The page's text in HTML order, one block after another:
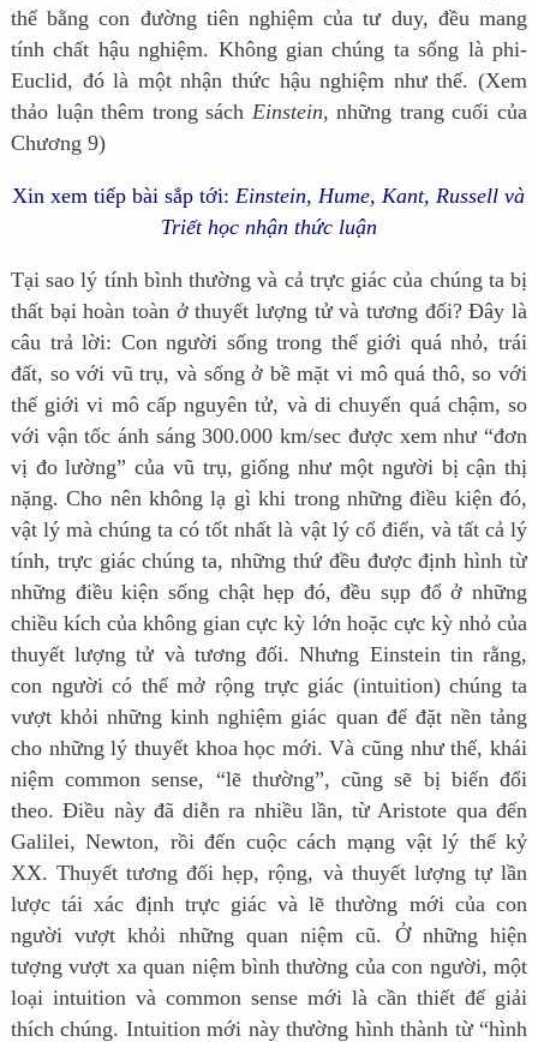
thể bằng con đường tiên nghiệm của tư duy, đều mang
tính chất hậu nghiệm. Không gian chúng ta sống là phi-
Euclid, đó là một nhận thức hậu nghiệm như thế. (Xem
thảo luận thêm trong sách Einstein, những trang cuối của
Chương 9)
Xin xem tiếp bài sắp tới: Einstein, Hume, Kant, Russell và
Triết học nhận thức luận
Tại sao lý tính bình thường và cả trực giác của chúng ta bị
thất bại hoàn toàn ở thuyết lượng tử và tương đối? Đây là
câu trả lời: Con người sống trong thế giới quá nhỏ, trái
đất, so với vũ trụ, và sống ở bề mặt vi mô quá thô, so với
thế giới vi mô cấp nguyên tử, và di chuyển quá chậm, so
với vận tốc ánh sáng 300.000 km/sec được xem như “đơn
vị đo lường” của vũ trụ, giống như một người bị cận thị
nặng. Cho nên không lạ gì khi trong những điều kiện đó,
vật lý mà chúng ta có tốt nhất là vật lý cổ điển, và tất cả lý
tính, trực giác chúng ta, những thứ đều được định hình từ
những điều kiện sống chật hẹp đó, đều sụp đổ ở những
chiều kích của không gian cực kỳ lớn hoặc cực kỳ nhỏ của
thuyết lượng tử và tương đối. Nhưng Einstein tin rằng,
con người có thể mở rộng trực giác (intuition) chúng ta
vượt khỏi những kinh nghiệm giác quan để đặt nền tảng
cho những lý thuyết khoa học mới. Và cũng như thế, khái
niệm common sense, “lẽ thường”, cũng sẽ bị biến đổi
theo. Điều này đã diễn ra nhiều lần, từ Aristote qua đến
Galilei, Newton, rồi đến cuộc cách mạng vật lý thế kỷ
XX. Thuyết tương đối hẹp, rộng, và thuyết lượng tự lần
lược tái xác định trực giác và lẽ thường mới của con
người vượt khỏi những quan niệm cũ. Ở những hiện
tượng vượt xa quan niệm bình thường của con người, một
loại intuition và common sense mới là cần thiết để giải
thích chúng. Intuition mới này thường hình thành từ “hình